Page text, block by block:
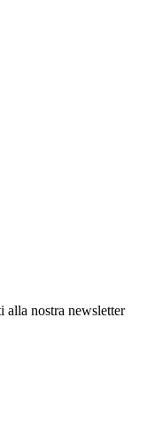
nostra newsletter